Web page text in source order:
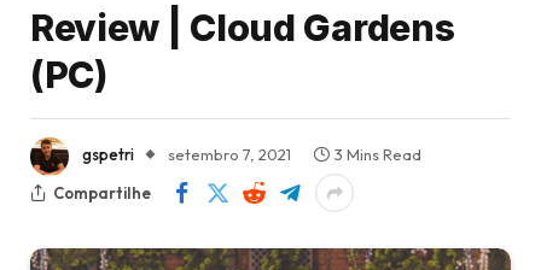
Review | Cloud Gardens
(PC)
gspetri setembro 7, 2021
3 Mins Read
Compartilhe